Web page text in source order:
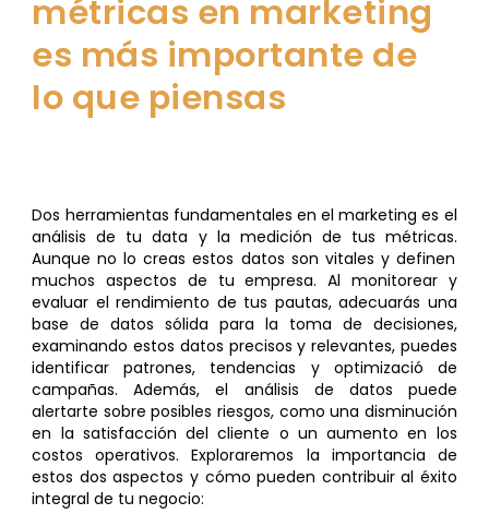
métricas en marketing
es más importante de
lo que piensas
Dos herramientas fundamentales en el marketing es el
análisis de tu data y la medición de tus métricas.
Aunque no lo creas estos datos son vitales y definen
muchos aspectos de tu empresa. Al monitorear y
evaluar el rendimiento de tus pautas, adecuarás una
base de datos sólida para la toma de decisiones,
examinando estos datos precisos y relevantes, puedes
identificar patrones, tendencias y optimizació de
campañas. Además, el análisis de datos puede
alertarte sobre posibles riesgos, como una disminución
en la satisfacción del cliente o un aumento en los
costos operativos.Exploraremos la importancia de
estos dos aspectos y cómo pueden contribuir al éxito
integral de tu negocio: